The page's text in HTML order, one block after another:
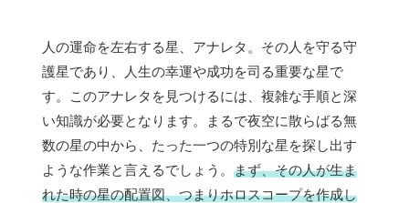
人の運命を左右する星、アナレタ。その人を守る守
護星であり、人生の幸運や成功を司る重要な星で
す。このアナレタを見つけるには、複雑な手順と深
い知識が必要となります。まるで夜空に散らばる無
数の星の中から、たった一つの特別な星を探し出す
ような作業と言えるでしょう。 まず、その人が生ま
れた時の星の配置図、つまりホロスコープを作成し